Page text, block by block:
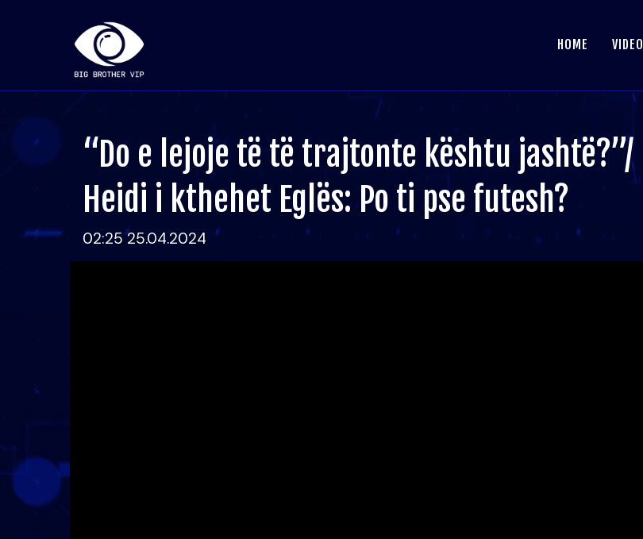
HOME VIDEO
“Do e lejoje të të trajtonte kështu jashtë?”/
Heidi i kthehet Eglës: Po ti pse futesh?
02:25 25.04.2024